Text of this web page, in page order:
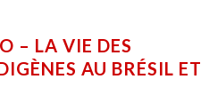
– LA VIE DES
AU BRÉSIL ET